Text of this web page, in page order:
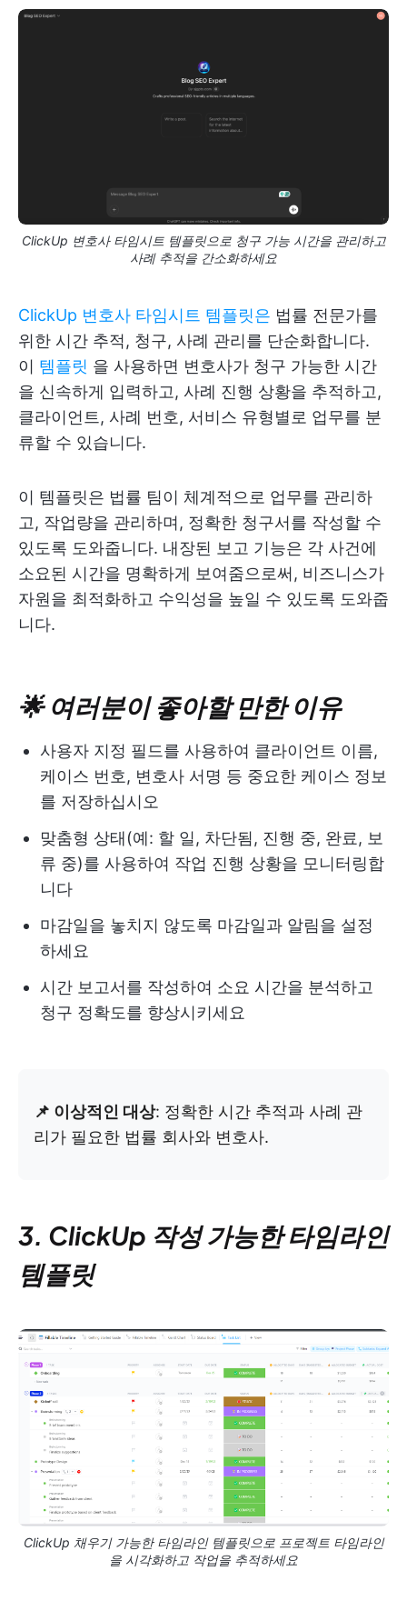
ClickUp 변호사 타임시트 템플릿으로 청구 가능 시간을 관리하고
사례 추적을 간소화하세요
ClickUp 변호사 타임시트 템플릿은 법률 전문가를
위한 시간 추적, 청구, 사례 관리를 단순화합니다.
이 템플릿 을 사용하면 변호사가 청구 가능한 시간
을 신속하게 입력하고, 사례 진행 상황을 추적하고,
클라이언트, 사례 번호, 서비스 유형별로 업무를 분
류할 수 있습니다.
이 템플릿은 법률 팀이 체계적으로 업무를 관리하
고, 작업량을 관리하며, 정확한 청구서를 작성할 수
있도록 도와줍니다. 내장된 보고 기능은 각 사건에
소요된 시간을 명확하게 보여줌으로써, 비즈니스가
자원을 최적화하고 수익성을 높일 수 있도록 도와줍
니다.
🌟 여러분이 좋아할 만한 이유
사용자 지정 필드를 사용하여 클라이언트 이름,
케이스 번호, 변호사 서명 등 중요한 케이스 정보
를 저장하십시오
맞춤형 상태(예: 할 일, 차단됨, 진행 중, 완료, 보
류 중)를 사용하여 작업 진행 상황을 모니터링합
니다
마감일을 놓치지 않도록 마감일과 알림을 설정
하세요
시간 보고서를 작성하여 소요 시간을 분석하고
청구 정확도를 향상시키세요
📌 이상적인 대상: 정확한 시간 추적과 사례 관
리가 필요한 법률 회사와 변호사.
3. ClickUp 작성 가능한 타임라인
템플릿
ClickUp 채우기 가능한 타임라인 템플릿으로 프로젝트 타임라인
을 시각화하고 작업을 추적하세요